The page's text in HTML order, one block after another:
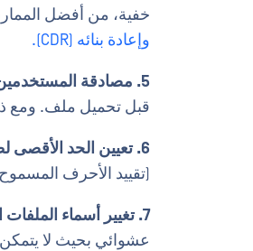
خفية، من أفضل
وإعادة بنائه (CDR).
5. مصادقة المستخدمين.
قبل تحميل ملف. ومع
6. تعيين الحد الأقصى لطول الاسم والحد الأقصى لحجم الملف.
(تقييد الأحرف
7. تغيير أسماء الملفات التي تم تحميلها بشكل عشوائي.
عشوائي بحيث لا